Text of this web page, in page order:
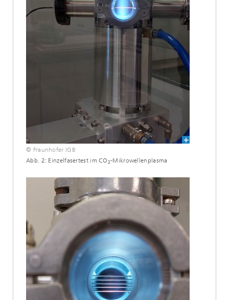
© Fraunhofer IGB
Abb. 2: Einzelfasertest im CO 2-Mikrowellenplasma